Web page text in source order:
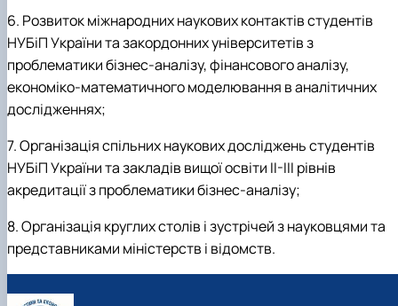
6. Розвиток міжнародних наукових контактів студентів
НУБіП України та закордонних університетів з
проблематики бізнес-аналізу, фінансового аналізу,
економіко-математичного моделювання в аналітичних
дослідженнях;
7. Організація спільних наукових досліджень студентів
НУБіП України та закладів вищої освіти ІІ-ІІІ рівнів
акредитації з проблематики бізнес-аналізу;
8.Організація круглих столів і зустрічей з науковцями та
представниками міністерств і відомств.